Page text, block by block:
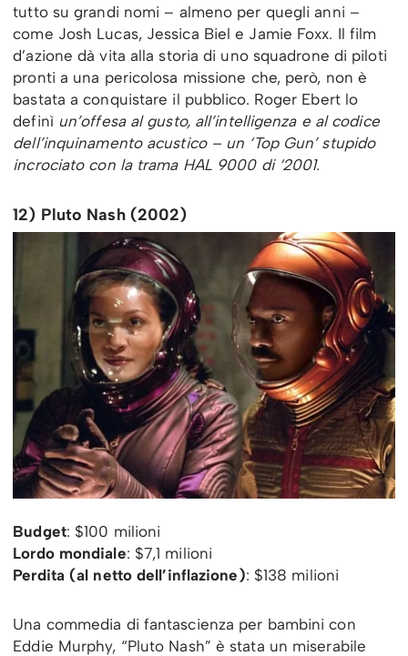
tutto su grandi nomi – almeno per quegli anni –
come Josh Lucas, Jessica Biel e Jamie Foxx. Il film
d’azione dà vita alla storia di uno squadrone di piloti
pronti a una pericolosa missione che, però, non è
bastata a conquistare il pubblico. Roger Ebert lo
definì un’offesa al gusto, all’intelligenza e al codice
dell’inquinamento acustico – un ‘Top Gun’ stupido
incrociato con la trama HAL 9000 di ‘2001.
12) Pluto Nash (2002)
Budget: $100 milioni
Lordo mondiale: $7,1 milioni
Perdita (al netto dell’inflazione): $138 milioni
Una commedia di fantascienza per bambini con
Eddie Murphy, “Pluto Nash” è stata un miserabile